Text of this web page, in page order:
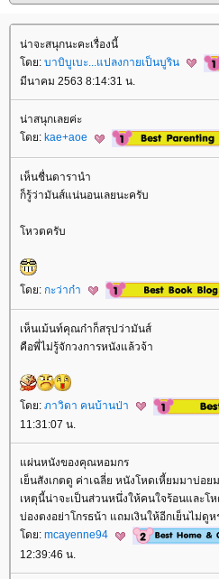
น่าจะสนุกนะคะเรื่องนี้
ดย: บาบิบูเบะ...แปลงกายเป็นบูริน
มีนาคม 2563 8:14:31 น.
น่าสนุกเลยค่ะ
ดย: kae+aoe
เห็นชื่นดารานำ
ก็รู้ว่ามันส์แน่นอนเลยนะครับ
หวตครับ
ดย: กะว่าก๋า
เห็นเม้นท์คุณก๋าก็สรุปว่ามันส์
คือพี่ไม่รู้จักวงการหนังแล้วจ้า
ดย: ภาวิดา คนบ้านป่า
11:31:07 น.
ผ่นหนังของคุณหอมกร
เย็นสังเกตดู ค่าเฉลี่ย หนังโหดเหี้ยมมาบ่อย
เหตุนี้น่าจะเป็นส่วนหนึ่งให้คนใจร้อนและโ
บ่องตงอย่าโกรธน้า แถมเงินให้อีกเย็นไม่ดู
ดย: mcayenne94
12:39:46 น.